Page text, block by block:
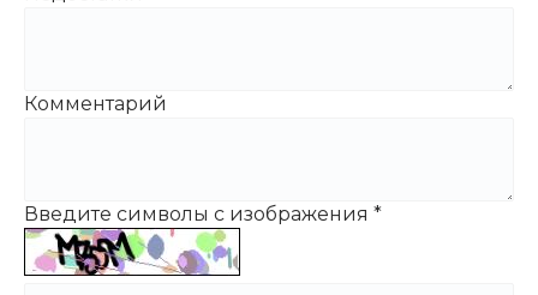
Комментарий
Введите символы с изображения *